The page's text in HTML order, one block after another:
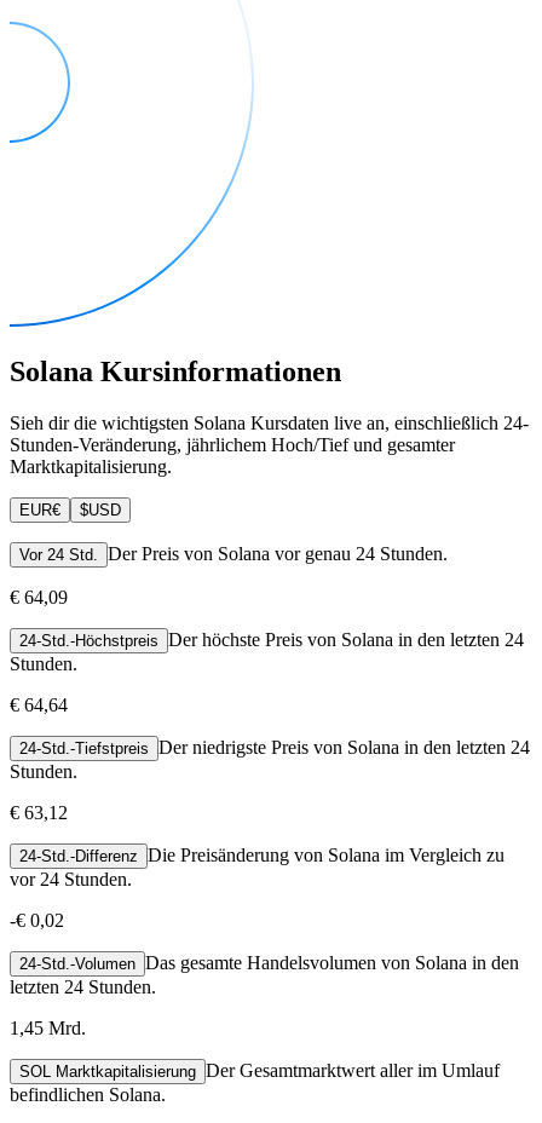
Solana Kursinformationen
Sieh dir die wichtigsten Solana Kursdaten live an, einschließlich 24-
Stunden-Veränderung, jährlichem Hoch/Tief und gesamter
Marktkapitalisierung.
EUR€ $USD
Vor 24 Std. Der Preis von Solana vor genau 24 Stunden.
€ 64,09
24-Std.-Höchstpreis Der höchste Preis von Solana in den letzten 24
Stunden.
€ 64,64
24-Std.-Tiefstpreis Der niedrigste Preis von Solana in den letzten 24
Stunden.
€ 63,12
24-Std.-Differenz Die Preisänderung von Solana im Vergleich zu
vor 24 Stunden.
-€ 0,02
24-Std.-Volumen Das gesamte Handelsvolumen von Solana in den
letzten 24 Stunden.
1,45 Mrd.
SOL Marktkapitalisierung Der Gesamtmarktwert aller im Umlauf
befindlichen Solana.